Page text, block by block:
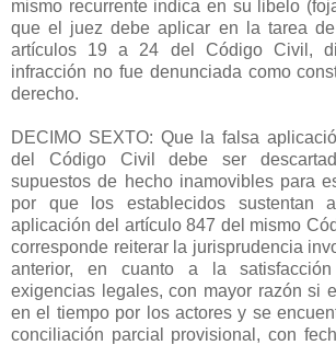
mismo recurrente indica en su libelo
que el juez debe aplicar en la tarea
artículos 19 a 24 del Código Civil,
infracción no fue denunciada como
derecho.
DECIMO SEXTO: Que la falsa
del Código Civil debe ser
supuestos de hecho inamovibles para
por que los establecidos sustentan
aplicación del artículo 847 del mismo
corresponde reiterar la jurisprudencia
anterior, en cuanto a la
exigencias legales, con mayor razón si
en el tiempo por los actores y se
conciliación parcial provisional, con